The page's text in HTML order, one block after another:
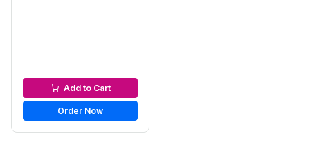
Day & Night Cream
Add to Cart
Order Now